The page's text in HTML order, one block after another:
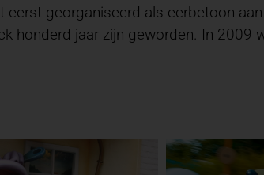
georganiseerd als eerbetoon
honderd jaar zijn geworden. In